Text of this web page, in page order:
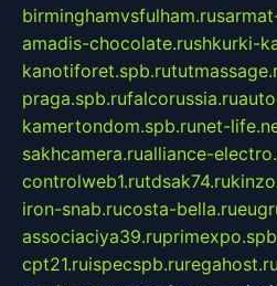
birminghamvsfulham.ru
amadis-chocolate.rushkurki-
kanotiforet.spb.ru
praga.spb.rufalcorussia.ru
kamertondom.spb.runet-
sakhcamera.rualliance-
controlweb1.rutdsak74.ru
iron-snab.rucosta-bella.ru
associaciya39.ru
cpt21.ruispecspb.ruregahost.ru